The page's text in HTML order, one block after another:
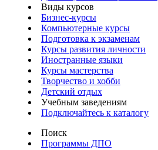
Виды курсов
Бизнес-курсы
Компьютерные курсы
Подготовка к экзаменам
Курсы развития личности
Иностранные языки
Курсы мастерства
Творчество и хобби
Детский отдых
Учебным заведениям
Подключайтесь к каталогу
Поиск
Программы ДПО